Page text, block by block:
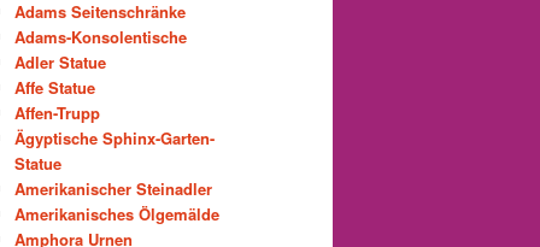
Adams Seitenschränke
Adams-Konsolentische
Adler Statue
Affe Statue
Affen-Trupp
Ägyptische Sphinx-Garten-
Statue
Amerikanischer Steinadler
Amerikanisches Ölgemälde
Amphora Urnen